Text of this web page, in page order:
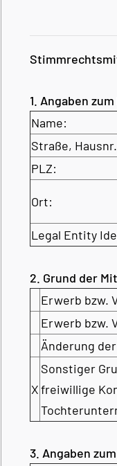
1. Angaben
Name:
Straße,
PLZ:
Ort:
Legal Entity
2. Grund der
Erwerb bzw.
Erwerb bzw.
Änderung
X
Sonstiger
freiwillige
3. Angaben